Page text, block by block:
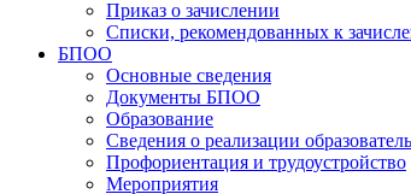
Приказ о зачислении
Списки, рекомендованных к
БПОО
Основные сведения
Документы БПОО
Образование
Сведения о реализации
Профориентация и трудоустройство
Мероприятия